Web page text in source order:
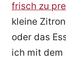
frisch zu
kleine
oder das
ich mit dem